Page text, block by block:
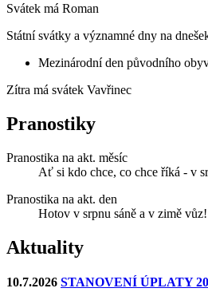
Svátek má Roman
Státní svátky a významné dny na
Mezinárodní den původního
Zítra má svátek Vavřinec
Pranostiky
Pranostika na akt. měsíc
Ať si kdo chce, co chce říká - v
Pranostika na akt. den
Hotov v srpnu sáně a v zimě vůz!
Aktuality
10.7.2026 STANOVENÍ ÚPLATY